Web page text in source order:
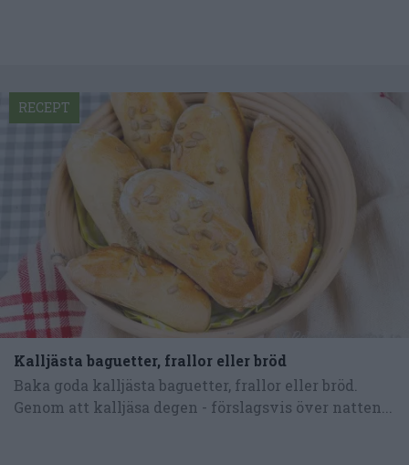
Kalljästa baguetter, frallor eller bröd
Baka goda kalljästa baguetter, frallor eller bröd.
Genom att kalljäsa degen - förslagsvis över natten...
RECEPT